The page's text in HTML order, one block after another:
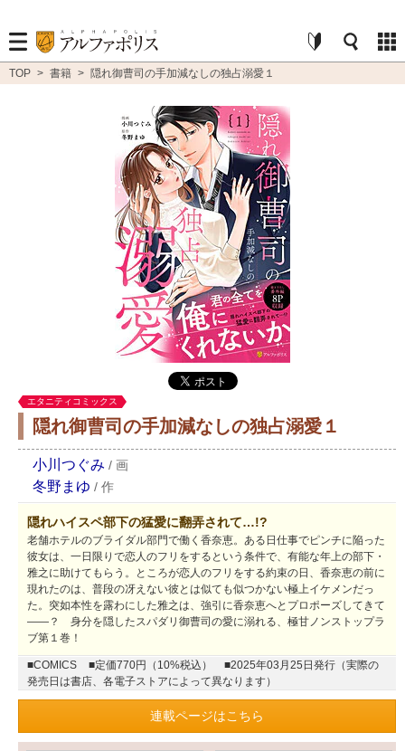
TOP > 書籍 > 隠れ御曹司の手加減なしの独占溺愛１
エタニティコミックス
隠れ御曹司の手加減なしの独占溺愛１
小川つぐみ / 画
冬野まゆ / 作
隠れハイスペ部下の猛愛に翻弄されて…!?
老舗ホテルのブライダル部門で働く香奈恵。ある日仕事でピンチに陥った
彼女は、一日限りで恋人のフリをするという条件で、有能な年上の部下・
雅之に助けてもらう。ところが恋人のフリをする約束の日、香奈恵の前に
現れたのは、普段の冴えない彼とは似ても似つかない極上イケメンだっ
た。突如本性を露わにした雅之は、強引に香奈恵へとプロポーズしてきて
――？ 身分を隠したスパダリ御曹司の愛に溺れる、極甘ノンストップラ
ブ第１巻！
■COMICS ■定価770円（10%税込）
■2025年03月25日発行（実際の
発売日は書店、各電子ストアによって異なります）
連載ページはこちら